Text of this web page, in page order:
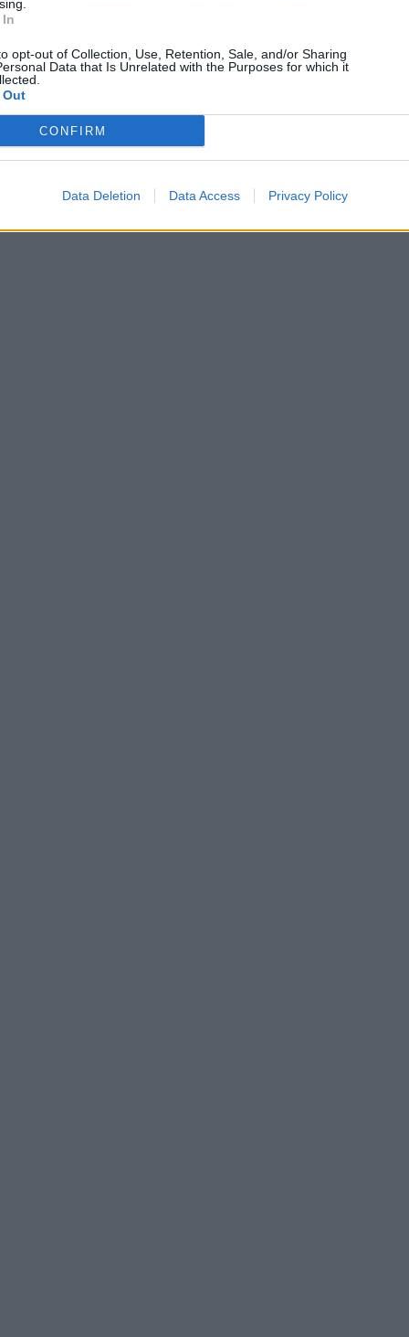
opt-out of Collection, Use, Retention, Sale, and/or Sharing
Data that Is Unrelated with the Purposes for which it
CONFIRM
Data Deletion Data Access Privacy Policy